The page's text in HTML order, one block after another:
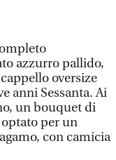
azzurro pallido,
oversize
anni Sessanta. Ai
un bouquet di
per un
con camicia